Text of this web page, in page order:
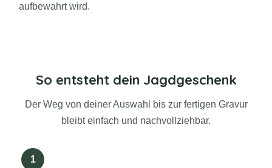
aufbewahrt wird.
So entsteht dein Jagdgeschenk
Der Weg von deiner Auswahl bis zur fertigen Gravur
bleibt einfach und nachvollziehbar.
1